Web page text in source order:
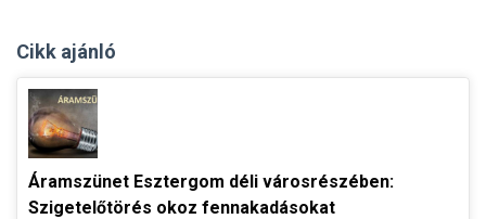
Cikk ajánló
Áramszünet Esztergom déli városrészében:
Szigetelőtörés okoz fennakadásokat